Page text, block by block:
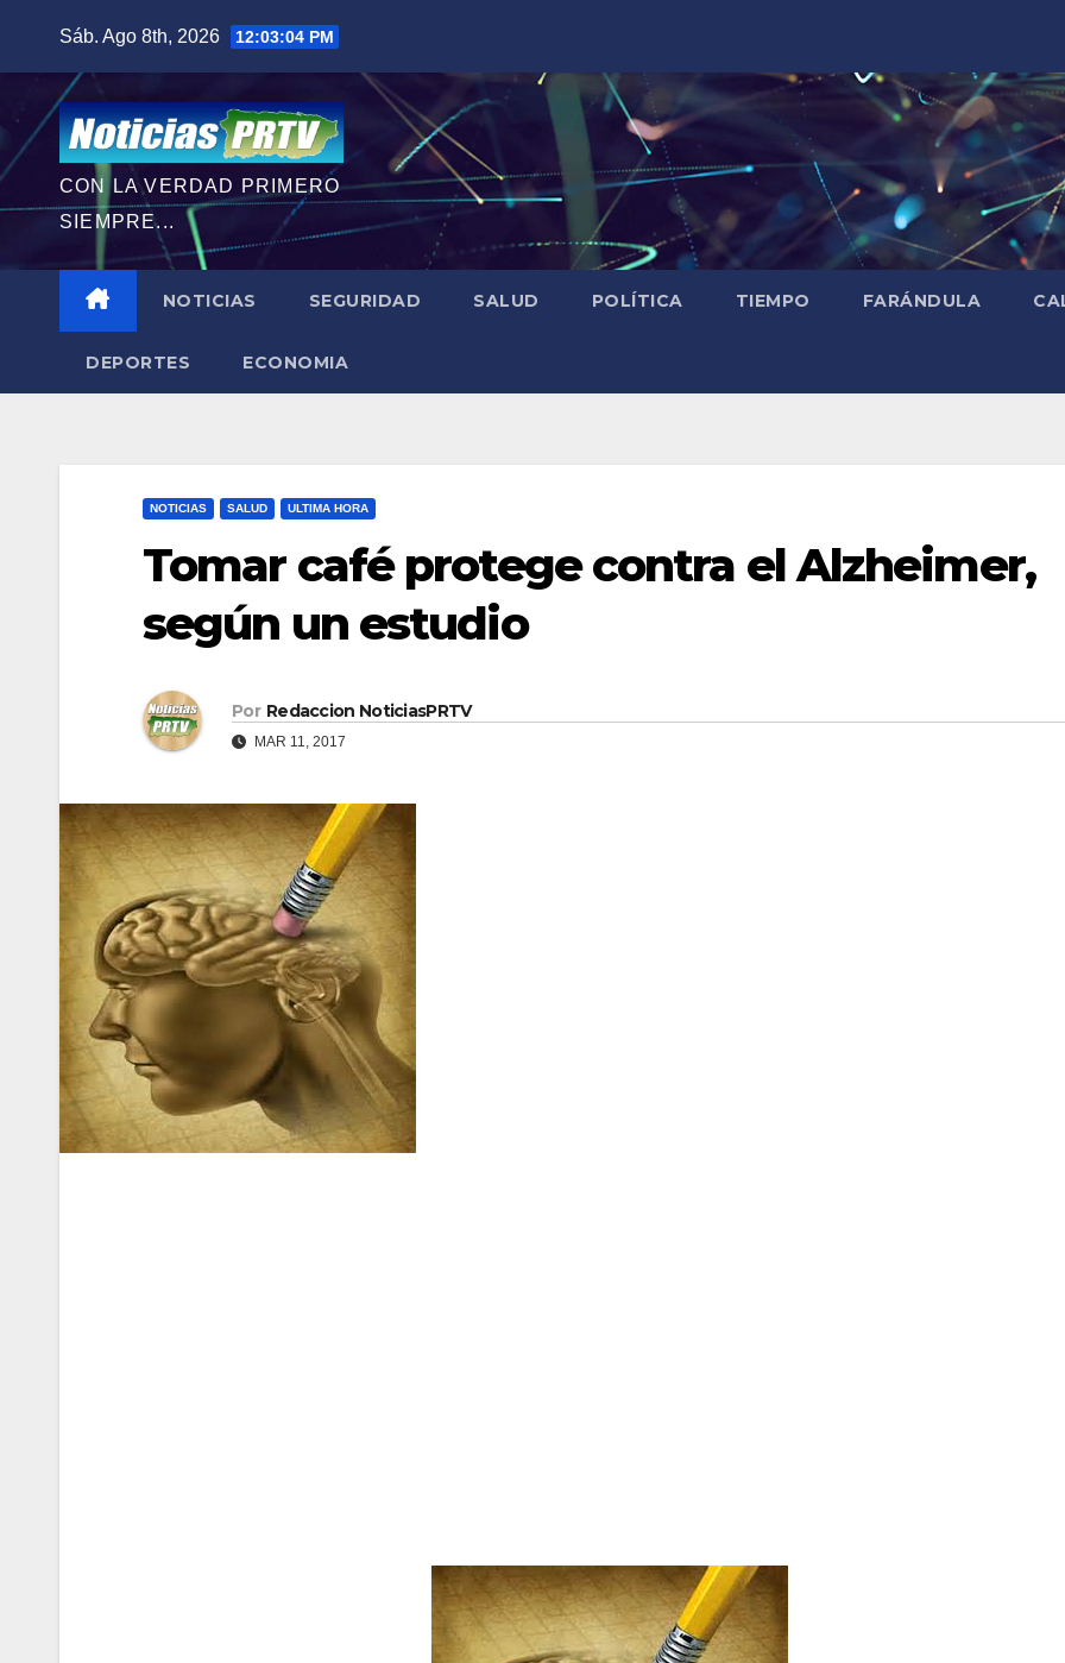
contenido
Sáb. Ago 8th, 2026 12:03:06 PM
CON LA VERDAD PRIMERO
SIEMPRE...
NOTICIAS SEGURIDAD SALUD POLÍTICA TIEMPO FARÁNDULA
DEPORTES ECONOMIA
NOTICIAS SALUD ULTIMA HORA
Tomar café protege contra el Alzheimer,
según un estudio
Por Redaccion NoticiasPRTV
MAR 11, 2017